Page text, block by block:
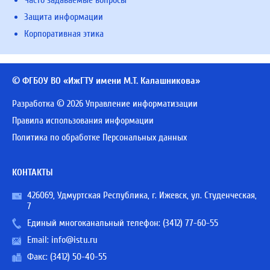
Защита информации
Корпоративная этика
© ФГБОУ ВО «ИжГТУ имени М.Т. Калашникова»
Разработка © 2026 Управление информатизации
Правила использования информации
Политика по обработке Персональных данных
КОНТАКТЫ
426069, Удмуртская Республика, г. Ижевск, ул. Студенческая,
7
Единый многоканальный телефон: (3412) 77-60-55
Email: info@istu.ru
Факс: (3412) 50-40-55